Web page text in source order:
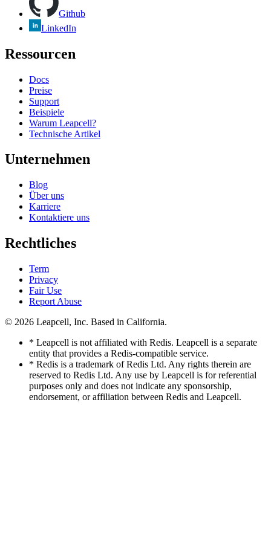
Github
LinkedIn
Ressourcen
Docs
Preise
Support
Beispiele
Warum Leapcell?
Technische Artikel
Unternehmen
Blog
Über uns
Karriere
Kontaktiere uns
Rechtliches
Term
Privacy
Fair Use
Report Abuse
© 2026 Leapcell, Inc. Based in California.
* Leapcell is not affiliated with Redis. Leapcell is a separate
entity that provides a Redis-compatible service.
* Redis is a trademark of Redis Ltd. Any rights therein are
reserved to Redis Ltd. Any use by Leapcell is for referential
purposes only and does not indicate any sponsorship,
endorsement, or affiliation between Redis and Leapcell.